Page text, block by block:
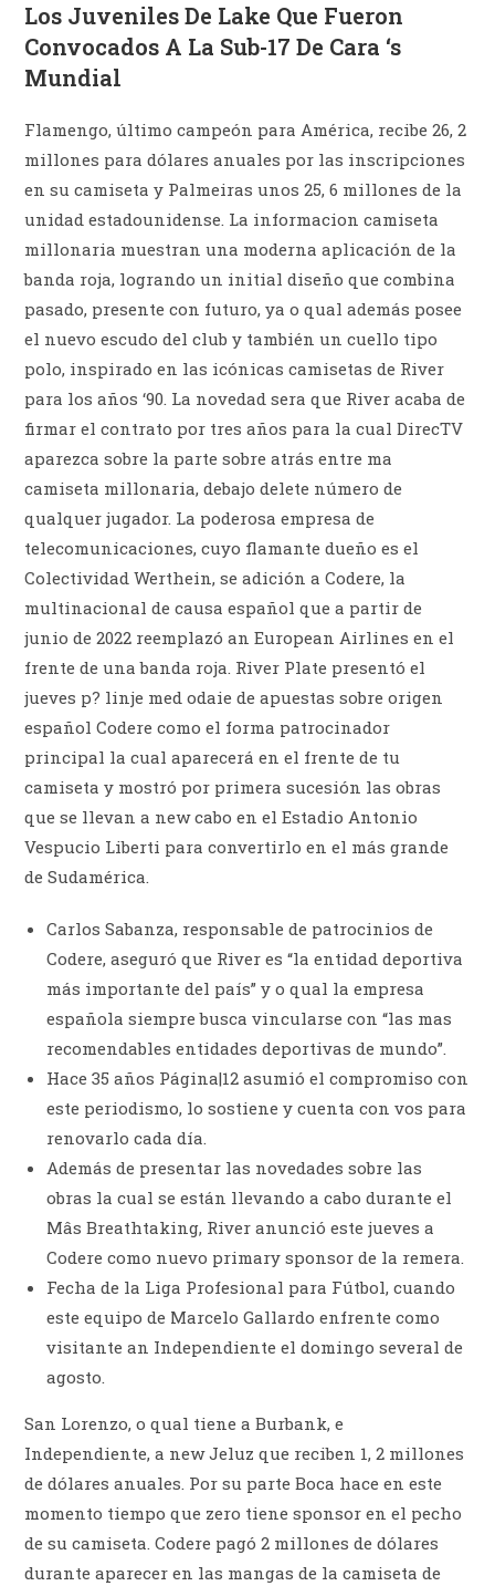
Los Juveniles De Lake Que Fueron
Convocados A La Sub-17 De Cara ‘s
Mundial
Flamengo, último campeón para América, recibe 26, 2
millones para dólares anuales por las inscripciones
en su camiseta y Palmeiras unos 25, 6 millones de la
unidad estadounidense. La informacion camiseta
millonaria muestran una moderna aplicación de la
banda roja, logrando un initial diseño que combina
pasado, presente con futuro, ya o qual además posee
el nuevo escudo del club y también un cuello tipo
polo, inspirado en las icónicas camisetas de River
para los años ‘90. La novedad sera que River acaba de
firmar el contrato por tres años para la cual DirecTV
aparezca sobre la parte sobre atrás entre ma
camiseta millonaria, debajo delete número de
qualquer jugador. La poderosa empresa de
telecomunicaciones, cuyo flamante dueño es el
Colectividad Werthein, se adición a Codere, la
multinacional de causa español que a partir de
junio de 2022 reemplazó an European Airlines en el
frente de una banda roja. River Plate presentó el
jueves p? linje med odaie de apuestas sobre origen
español Codere como el forma patrocinador
principal la cual aparecerá en el frente de tu
camiseta y mostró por primera sucesión las obras
que se llevan a new cabo en el Estadio Antonio
Vespucio Liberti para convertirlo en el más grande
de Sudamérica.
Carlos Sabanza, responsable de patrocinios de
Codere, aseguró que River es “la entidad deportiva
más importante del país” y o qual la empresa
española siempre busca vincularse con “las mas
recomendables entidades deportivas de mundo”.
Hace 35 años Página|12 asumió el compromiso con
este periodismo, lo sostiene y cuenta con vos para
renovarlo cada día.
Además de presentar las novedades sobre las
obras la cual se están llevando a cabo durante el
Mâs Breathtaking, River anunció este jueves a
Codere como nuevo primary sponsor de la remera.
Fecha de la Liga Profesional para Fútbol, cuando
este equipo de Marcelo Gallardo enfrente como
visitante an Independiente el domingo several de
agosto.
San Lorenzo, o qual tiene a Burbank, e
Independiente, a new Jeluz que reciben 1, 2 millones
de dólares anuales. Por su parte Boca hace en este
momento tiempo que zero tiene sponsor en el pecho
de su camiseta. Codere pagó 2 millones de dólares
durante aparecer en las mangas de la camiseta de